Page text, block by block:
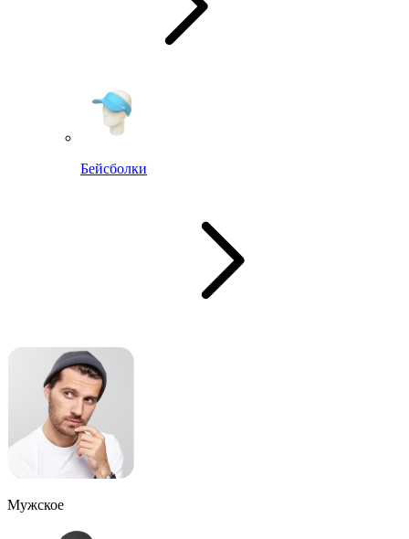
Бейсболки
Мужское